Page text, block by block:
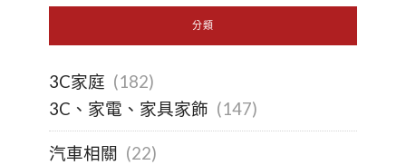
分類
3C家庭 (182)
3C、家電、家具家飾 (147)
汽車相關 (22)